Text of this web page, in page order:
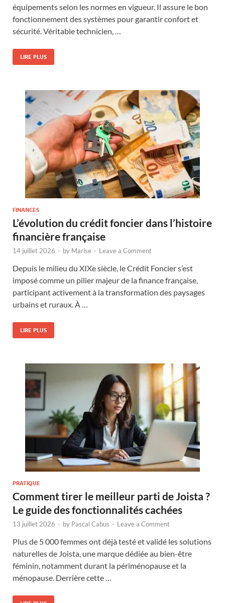
équipements selon les normes en vigueur. Il assure le bon
fonctionnement des systèmes pour garantir confort et
sécurité. Véritable technicien, …
LIRE PLUS
FINANCES
L’évolution du crédit foncier dans l’histoire
financière française
14 juillet 2026 - by Marise - Leave a Comment
Depuis le milieu du XIXe siècle, le Crédit Foncier s’est
imposé comme un pilier majeur de la finance française,
participant activement à la transformation des paysages
urbains et ruraux. À …
LIRE PLUS
PRATIQUE
Comment tirer le meilleur parti de Joista ?
Le guide des fonctionnalités cachées
13 juillet 2026 - by Pascal Cabus - Leave a Comment
Plus de 5 000 femmes ont déjà testé et validé les solutions
naturelles de Joista, une marque dédiée au bien-être
féminin, notamment durant la périménopause et la
ménopause. Derrière cette …